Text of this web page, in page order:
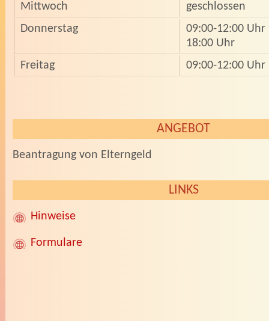
Mittwoch
geschlossen
Donnerstag
09:00-12:00
18:00 Uhr
Freitag
09:00-12:00 Uhr
ANGEBOT
Beantragung von Elterngeld
LINKS
Hinweise
Formulare